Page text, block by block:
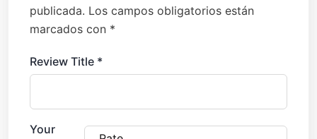
publicada. Los campos obligatorios están
marcados con *
Review Title *
Your